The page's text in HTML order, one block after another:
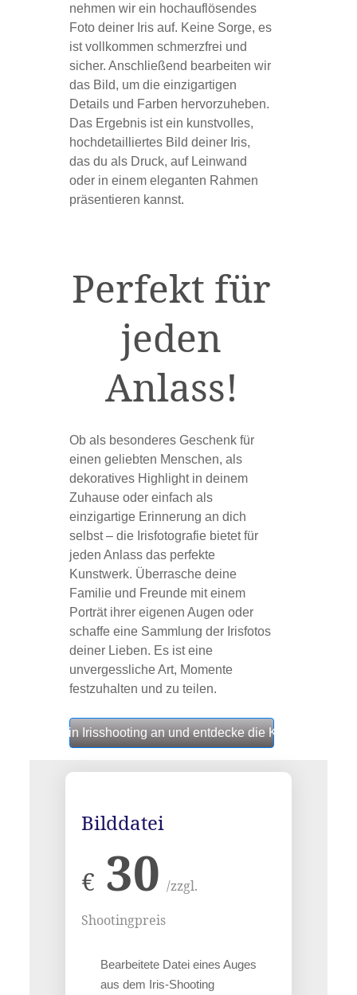
nehmen wir ein hochauflösendes
Foto deiner Iris auf. Keine Sorge, es
ist vollkommen schmerzfrei und
sicher. Anschließend bearbeiten wir
das Bild, um die einzigartigen
Details und Farben hervorzuheben.
Das Ergebnis ist ein kunstvolles,
hochdetailliertes Bild deiner Iris,
das du als Druck, auf Leinwand
oder in einem eleganten Rahmen
präsentieren kannst.
Perfekt für
jeden
Anlass!
Ob als besonderes Geschenk für
einen geliebten Menschen, als
dekoratives Highlight in deinem
Zuhause oder einfach als
einzigartige Erinnerung an dich
selbst – die Irisfotografie bietet für
jeden Anlass das perfekte
Kunstwerk. Überrasche deine
Familie und Freunde mit einem
Porträt ihrer eigenen Augen oder
schaffe eine Sammlung der Irisfotos
deiner Lieben. Es ist eine
unvergessliche Art, Momente
festzuhalten und zu teilen.
jetzt für Dein Irisshooting an und entdecke die Kunst in
Bilddatei
€ 30 /zzgl.
Shootingpreis
Bearbeitete Datei eines Auges
aus dem Iris-Shooting